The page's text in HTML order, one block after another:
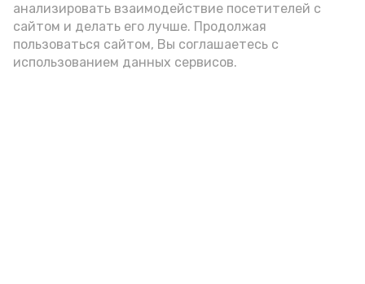
анализировать взаимодействие посетителей с
сайтом и делать его лучше. Продолжая
пользоваться сайтом, Вы соглашаетесь с
использованием данных сервисов.
Видео: управление пресс-службы и информации
администрации губернатора АО